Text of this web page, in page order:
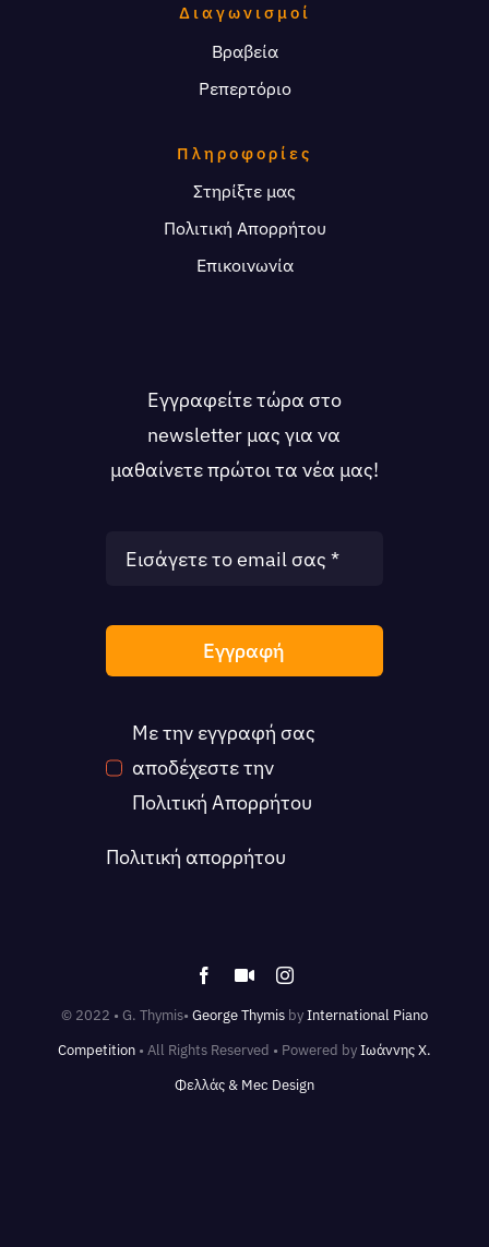
Διαγωνισμοί
Βραβεία
Ρεπερτόριο
Πληροφορίες
Στηρίξτε μας
Πολιτική Απορρήτου
Επικοινωνία
Εγγραφείτε τώρα στο
newsletter μας για να
μαθαίνετε πρώτοι τα νέα μας!
Εγγραφή
Με την εγγραφή σας
αποδέχεστε την
Πολιτική Απορρήτου
Πολιτική απορρήτου
© 2022 • G. Thymis• George Thymis byInternational Piano
Competition • All Rights Reserved • Powered byΙωάννης Χ.
Φελλάς & Mec Design